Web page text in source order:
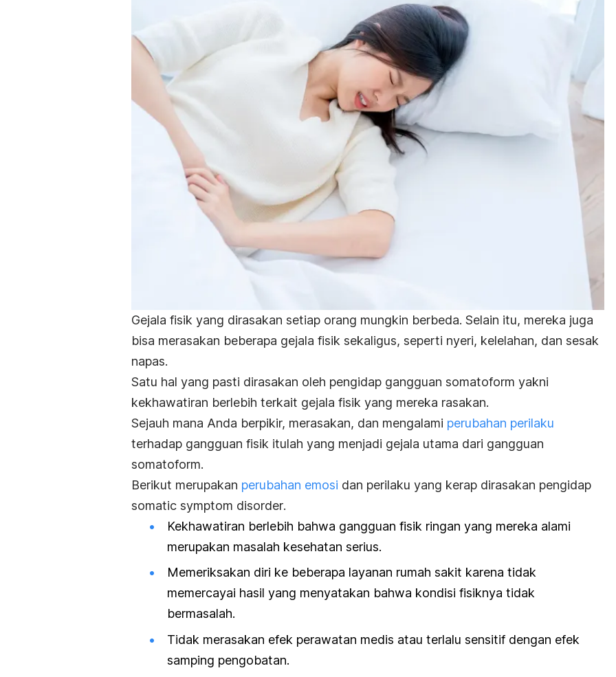
Gejala fisik yang dirasakan setiap orang mungkin berbeda. Selain itu, mereka juga
bisa merasakan beberapa gejala fisik sekaligus, seperti nyeri, kelelahan, dan sesak
napas.
Satu hal yang pasti dirasakan oleh pengidap gangguan somatoform yakni
kekhawatiran berlebih terkait gejala fisik yang mereka rasakan.
Sejauh mana Anda berpikir, merasakan, dan mengalami perubahan perilaku
terhadap gangguan fisik itulah yang menjadi gejala utama dari gangguan
somatoform.
Berikut merupakan perubahan emosi dan perilaku yang kerap dirasakan pengidap
somatic symptom disorder.
Kekhawatiran berlebih bahwa gangguan fisik ringan yang mereka alami
merupakan masalah kesehatan serius.
Memeriksakan diri ke beberapa layanan rumah sakit karena tidak
memercayai hasil yang menyatakan bahwa kondisi fisiknya tidak
bermasalah.
Tidak merasakan efek perawatan medis atau terlalu sensitif dengan efek
samping pengobatan.